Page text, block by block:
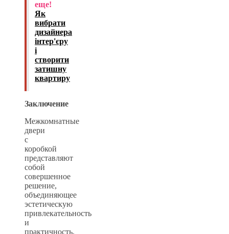
еще!
Як
вибрати
дизайнера
інтер'єру
і
створити
затишну
квартиру
Заключение
Межкомнатные
двери
с
коробкой
представляют
собой
совершенное
решение,
объединяющее
эстетическую
привлекательность
и
практичность.